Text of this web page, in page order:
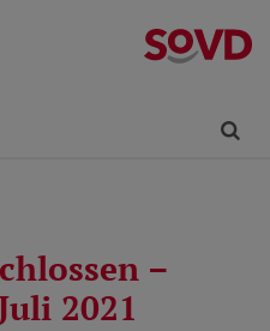
–
2021